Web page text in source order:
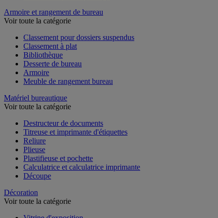
Armoire et rangement de bureau
Voir toute la catégorie
Classement pour dossiers suspendus
Classement à plat
Bibliothèque
Desserte de bureau
Armoire
Meuble de rangement bureau
Matériel bureautique
Voir toute la catégorie
Destructeur de documents
Titreuse et imprimante d'étiquettes
Reliure
Plieuse
Plastifieuse et pochette
Calculatrice et calculatrice imprimante
Découpe
Décoration
Voir toute la catégorie